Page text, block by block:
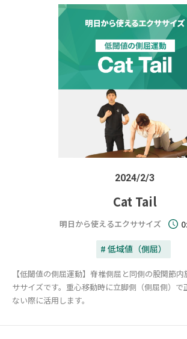
2024/2/3
Cat Tail
明日から使えるエクササイズ
# 低域値（側屈）
【低閾値の側屈運動】脊椎側屈と同側の股関節
ササイズです。重心移動時に立脚側（側屈側）で
ない際に活用します。